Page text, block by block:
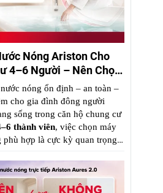
Nóng Ariston Cho
4–6 Người – Nên Chọn
Loại Nào?
nóng ổn định – an toàn –
cho gia đình đông người
sống trong căn hộ chung cư
thành viên, việc chọn máy
phù hợp là cực kỳ quan trọng.
trong khi chọn sai loại có thể
điện và nguy hiểm.